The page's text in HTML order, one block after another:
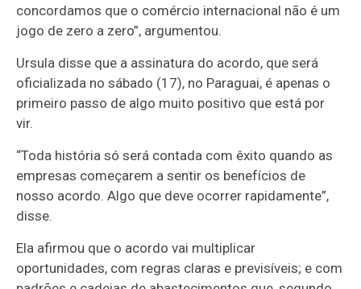
concordamos que o comércio internacional não é um
jogo de zero a zero”, argumentou.
Ursula disse que a assinatura do acordo, que será
oficializada no sábado (17), no Paraguai, é apenas o
primeiro passo de algo muito positivo que está por
vir.
“Toda história só será contada com êxito quando as
empresas começarem a sentir os benefícios de
nosso acordo. Algo que deve ocorrer rapidamente”,
disse.
Ela afirmou que o acordo vai multiplicar
oportunidades, com regras claras e previsíveis; e com